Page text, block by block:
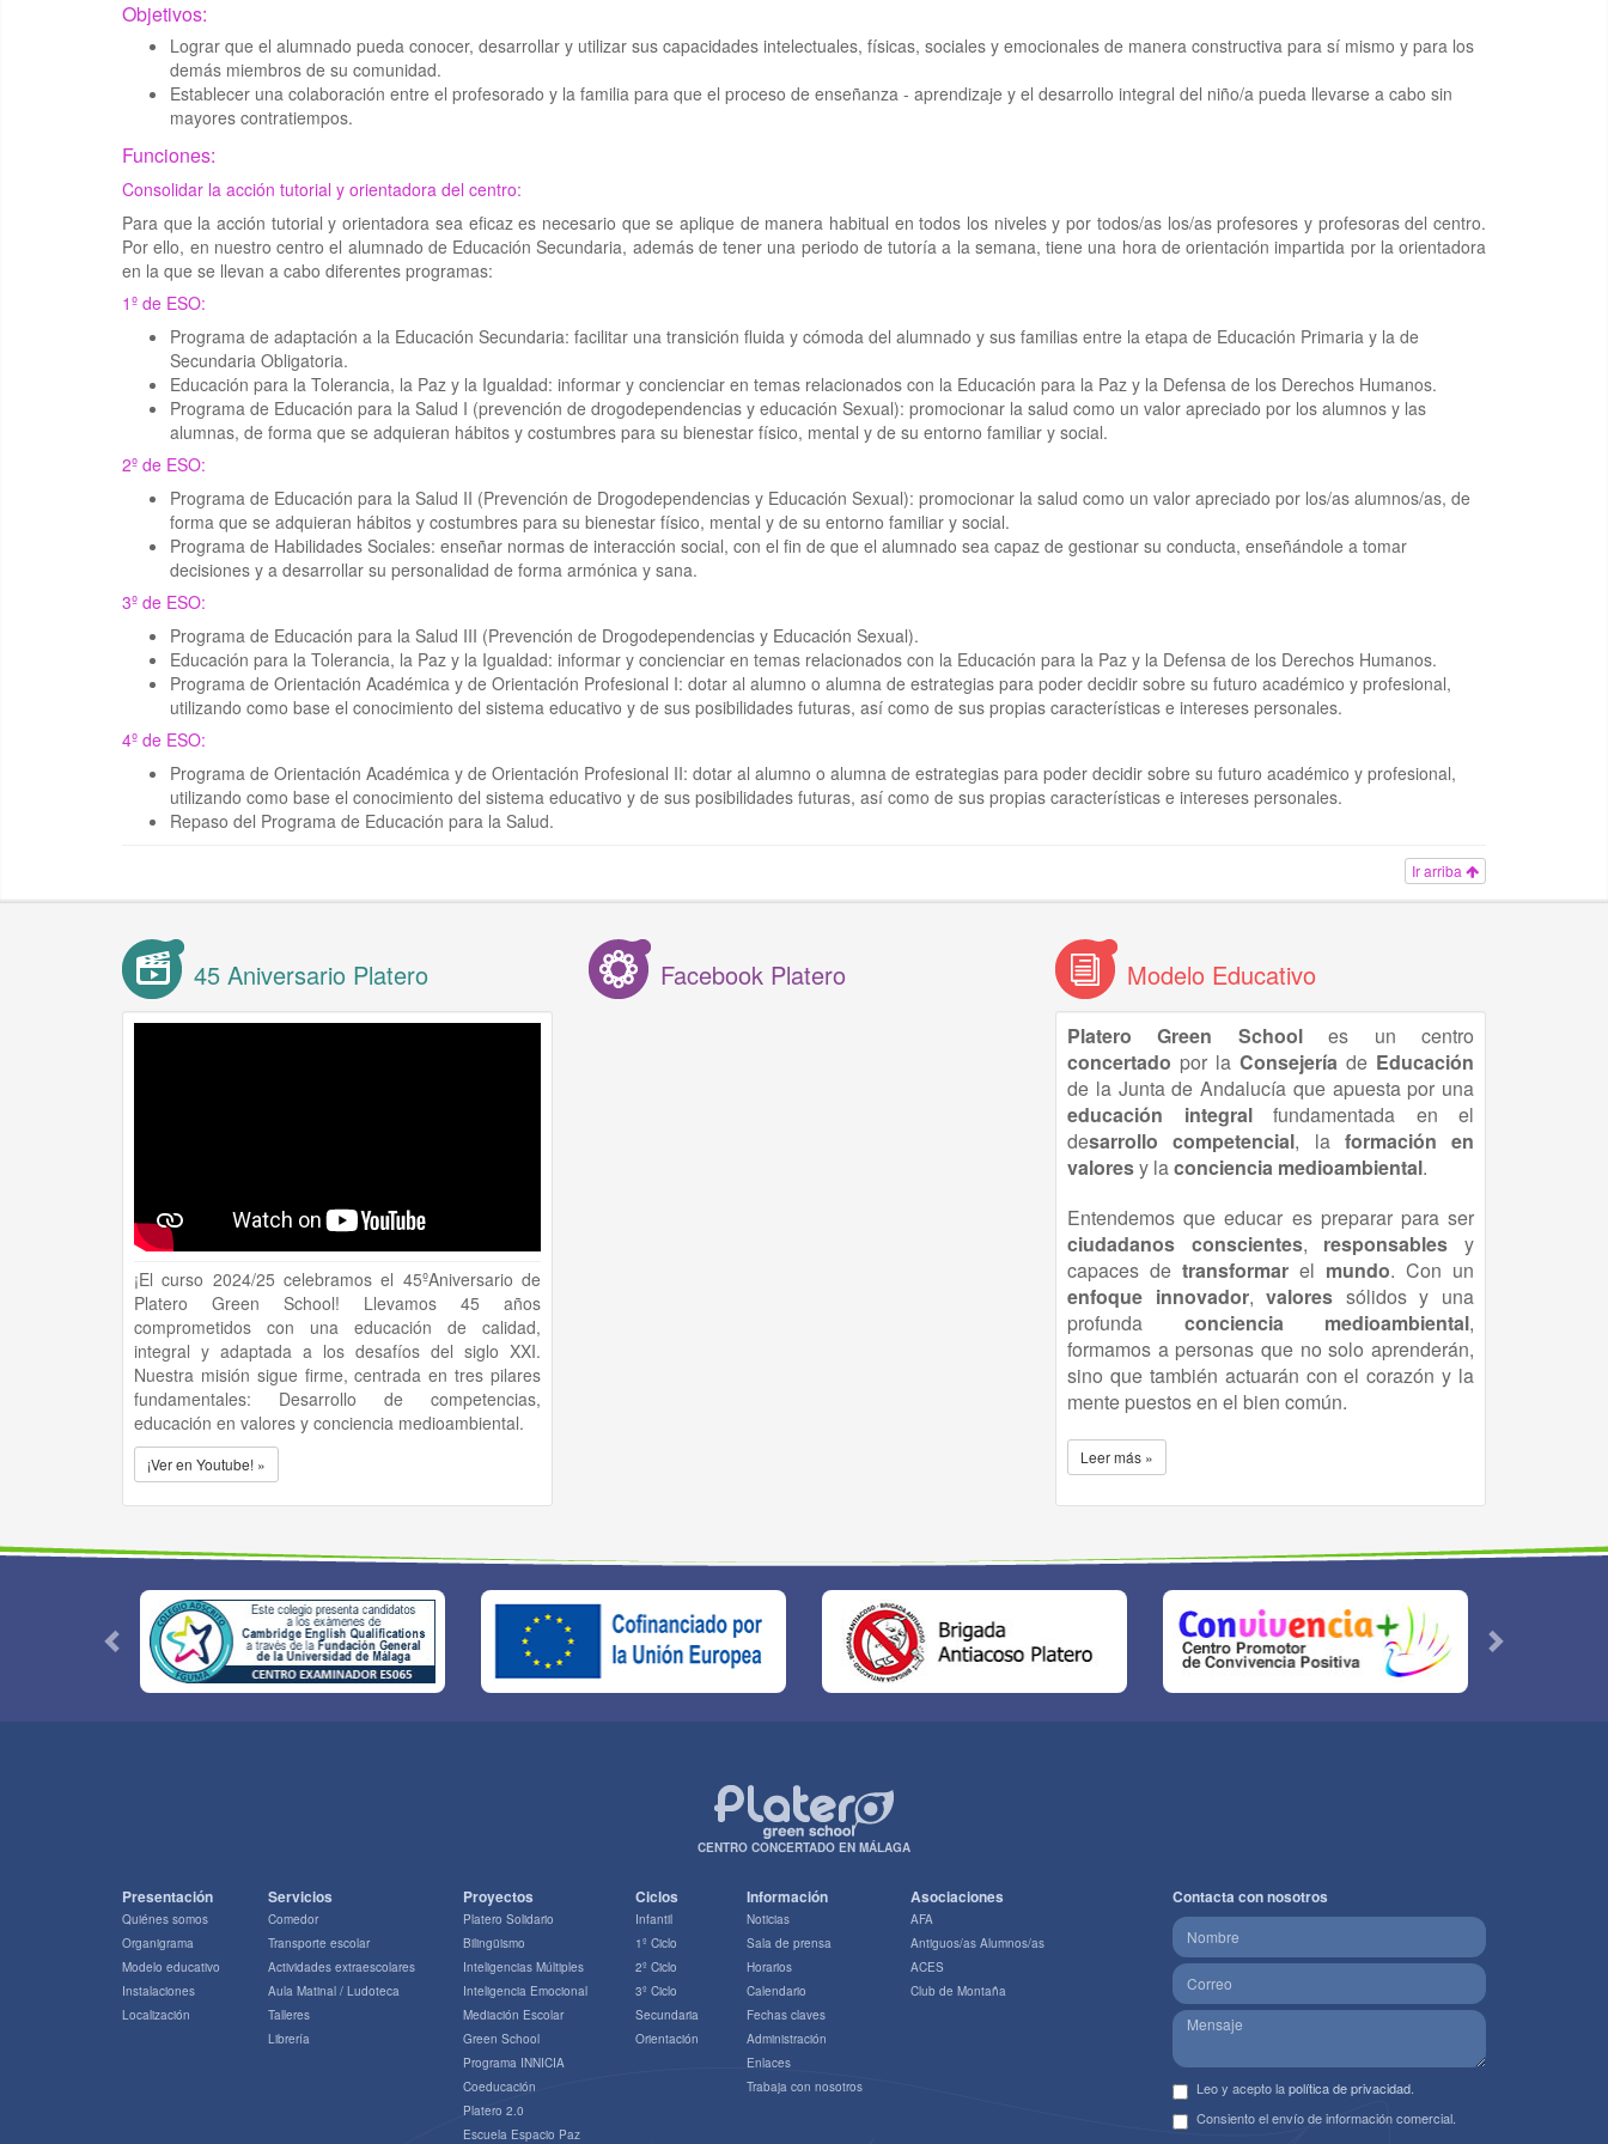
Objetivos:
Lograr que el alumnado pueda conocer, desarrollar y utilizar sus capacidades intelectuales, físicas, sociales y emocionales de manera constructiva para sí mismo y para los
demás miembros de su comunidad.
Establecer una colaboración entre el profesorado y la familia para que el proceso de enseñanza - aprendizaje y el desarrollo integral del niño/a pueda llevarse a cabo sin
mayores contratiempos.
Funciones:
Consolidar la acción tutorial y orientadora del centro:
Para que la acción tutorial y orientadora sea eficaz es necesario que se aplique de manera habitual en todos los niveles y por todos/as los/as profesores y profesoras del centro.
Por ello, en nuestro centro el alumnado de Educación Secundaria, además de tener una periodo de tutoría a la semana, tiene una hora de orientación impartida por la orientadora
en la que se llevan a cabo diferentes programas:
1º de ESO:
Programa de adaptación a la Educación Secundaria: facilitar una transición fluida y cómoda del alumnado y sus familias entre la etapa de Educación Primaria y la de
Secundaria Obligatoria.
Educación para la Tolerancia, la Paz y la Igualdad: informar y concienciar en temas relacionados con la Educación para la Paz y la Defensa de los Derechos Humanos.
Programa de Educación para la Salud I (prevención de drogodependencias y educación Sexual): promocionar la salud como un valor apreciado por los alumnos y las
alumnas, de forma que se adquieran hábitos y costumbres para su bienestar físico, mental y de su entorno familiar y social.
2º de ESO:
Programa de Educación para la Salud II (Prevención de Drogodependencias y Educación Sexual): promocionar la salud como un valor apreciado por los/as alumnos/as, de
forma que se adquieran hábitos y costumbres para su bienestar físico, mental y de su entorno familiar y social.
Programa de Habilidades Sociales: enseñar normas de interacción social, con el fin de que el alumnado sea capaz de gestionar su conducta, enseñándole a tomar
decisiones y a desarrollar su personalidad de forma armónica y sana.
3º de ESO:
Programa de Educación para la Salud III (Prevención de Drogodependencias y Educación Sexual).
Educación para la Tolerancia, la Paz y la Igualdad: informar y concienciar en temas relacionados con la Educación para la Paz y la Defensa de los Derechos Humanos.
Programa de Orientación Académica y de Orientación Profesional I: dotar al alumno o alumna de estrategias para poder decidir sobre su futuro académico y profesional,
utilizando como base el conocimiento del sistema educativo y de sus posibilidades futuras, así como de sus propias características e intereses personales.
4º de ESO:
Programa de Orientación Académica y de Orientación Profesional II: dotar al alumno o alumna de estrategias para poder decidir sobre su futuro académico y profesional,
utilizando como base el conocimiento del sistema educativo y de sus posibilidades futuras, así como de sus propias características e intereses personales.
Repaso del Programa de Educación para la Salud.
Ir arriba
45 Aniversario Platero
¡El curso 2024/25 celebramos el 45ºAniversario de
Platero Green School! Llevamos 45 años
comprometidos con una educación de calidad,
integral y adaptada a los desafíos del siglo XXI.
Nuestra misión sigue firme, centrada en tres pilares
fundamentales: Desarrollo de competencias,
educación en valores y conciencia medioambiental.
¡Ver en Youtube! »
Facebook Platero Modelo Educativo
Platero Green Schooles un centro
concertado por la Consejería de Educación
de la Junta de Andalucía que apuesta por una
educación
integralfundamentada en el
desarrollo competencial, la formación en
valoresy laconciencia medioambiental.
Entendemos que educar es preparar para ser
ciudadanos conscientes, responsables y
capaces de transformar el mundo. Con un
enfoque innovador,valores sólidos y una
profunda conciencia medioambiental,
formamos a personas que no solo aprenderán,
sino que también actuarán con el corazón y la
mente puestos en el bien común.
Leer más »
CENTRO CONCERTADO EN MÁLAGA
Presentación
Quiénes somos
Organigrama
Modelo educativo
Instalaciones
Localización
Servicios
Comedor
Transporte escolar
Actividades extraescolares
Aula Matinal / Ludoteca
Talleres
Librería
Proyectos
Platero Solidario
Bilingüismo
Inteligencias Múltiples
Inteligencia Emocional
Mediación Escolar
Green School
Programa INNICIA
Coeducación
Platero 2.0
Escuela Espacio Paz
Ciclos
Infantil
1º Ciclo
2º Ciclo
3º Ciclo
Secundaria
Orientación
Información
Noticias
Sala de prensa
Horarios
Calendario
Fechas claves
Administración
Enlaces
Trabaja con nosotros
Asociaciones
AFA
Antiguos/as Alumnos/as
ACES
Club de Montaña
Contacta con nosotros
Leo y acepto lapolítica de privacidad.
Consiento el envío de información comercial.